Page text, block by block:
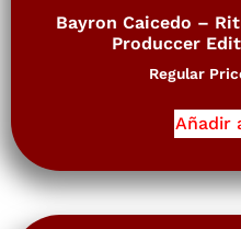
Bayron Caicedo –
Produccer
Regular
Añadir